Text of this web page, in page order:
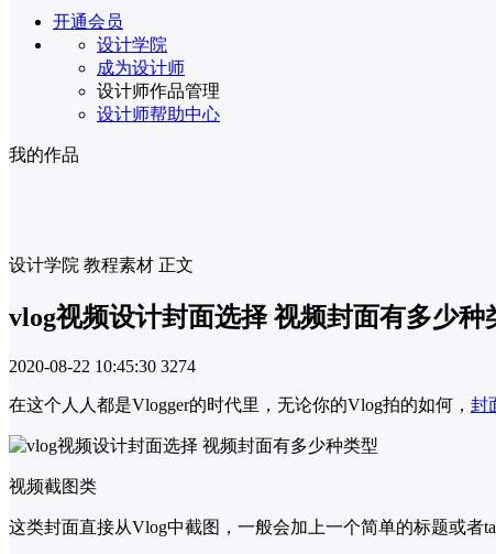
开通会员
设计学院
成为设计师
设计师作品管理
设计师帮助中心
我的作品
设计学院 教程素材 正文
vlog视频设计封面选择 视频封面有多少种
2020-08-22 10:45:30 3274
在这个人人都是Vlogger的时代里，无论你的Vlog拍的如何， 封
视频截图类
这类封面直接从Vlog中截图，一般会加上一个简单的标题或者